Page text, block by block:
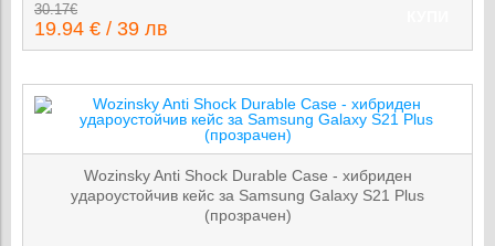
30.17€
19.94 € / 39 лв
Wozinsky Anti Shock Durable Case - хибриден
удароустойчив кейс за Samsung Galaxy S21 Plus
(прозрачен)